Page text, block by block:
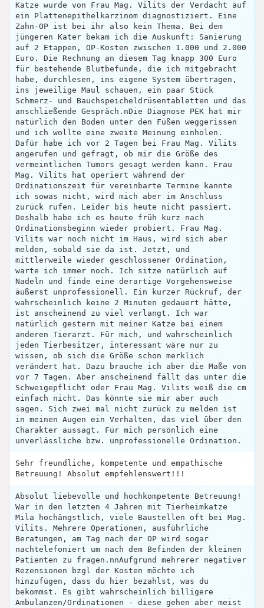
Katze wurde von Frau Mag. Vilits der Verdacht auf
ein Plattenepithelkarzinom diagnostiziert. Eine
Zahn-OP ist bei ihr also kein Thema. Bei dem
jüngeren Kater bekam ich die Auskunft: Sanierung
auf 2 Etappen, OP-Kosten zwischen 1.000 und 2.000
Euro. Die Rechnung an diesem Tag knapp 300 Euro
für bestehende Blutbefunde, die ich mitgebracht
habe, durchlesen, ins eigene System übertragen,
ins jeweilige Maul schauen, ein paar Stück
Schmerz- und Bauchspeicheldrüsentabletten und das
anschließende Gespräch.nDie Diagnose PEK hat mir
natürlich den Boden unter den Füßen weggerissen
und ich wollte eine zweite Meinung einholen.
Dafür habe ich vor 2 Tagen bei Frau Mag. Vilits
angerufen und gefragt, ob mir die Größe des
vermeintlichen Tumors gesagt werden kann. Frau
Mag. Vilits hat operiert während der
Ordinationszeit für vereinbarte Termine kannte
ich sowas nicht, wird mich aber im Anschluss
zurück rufen. Leider bis heute nicht passiert.
Deshalb habe ich es heute früh kurz nach
Ordinationsbeginn wieder probiert. Frau Mag.
Vilits war noch nicht im Haus, wird sich aber
melden, sobald sie da ist. Jetzt, und
mittlerweile wieder geschlossener Ordination,
warte ich immer noch. Ich sitze natürlich auf
Nadeln und finde eine derartige Vorgehensweise
äußerst unprofessionell. Ein kurzer Rückruf, der
wahrscheinlich keine 2 Minuten gedauert hätte,
ist anscheinend zu viel verlangt. Ich war
natürlich gestern mit meiner Katze bei einem
anderen Tierarzt. Für mich, und wahrscheinlich
jeden Tierbesitzer, interessant wäre nur zu
wissen, ob sich die Größe schon merklich
verändert hat. Dazu brauche ich aber die Maße von
vor 7 Tagen. Aber anscheinend fällt das unter die
Schweigepflicht oder Frau Mag. Vilits weiß die cm
einfach nicht. Das könnte sie mir aber auch
sagen. Sich zwei mal nicht zurück zu melden ist
in meinen Augen ein Verhalten, das viel über den
Charakter aussagt. Für mich persönlich eine
unverlässliche bzw. unprofessionelle Ordination.
Sehr freundliche, kompetente und empathische
Betreuung! Absolut empfehlenswert!!!
Absolut liebevolle und hochkompetente Betreuung!
War in den letzten 4 Jahren mit Tierheimkatze
Mila hochängstlich, viele Baustellen oft bei Mag.
Vilits. Mehrere Operationen, ausführliche
Beratungen, am Tag nach der OP wird sogar
nachtelefoniert um nach dem Befinden der kleinen
Patienten zu fragen.nnAufgrund mehrerer negativer
Rezensionen bzgl der Kosten möchte ich
hinzufügen, dass du hier bezahlst, was du
bekommst. Es gibt wahrscheinlich billigere
Ambulanzen/Ordinationen - diese gehen aber meist